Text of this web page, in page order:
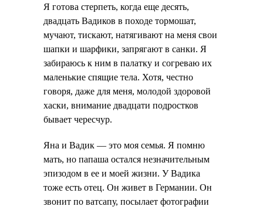
Я готова стерпеть, когда еще десять,
двадцать Вадиков в походе тормошат,
мучают, тискают, натягивают на меня свои
шапки и шарфики, запрягают в санки. Я
забираюсь к ним в палатку и согреваю их
маленькие спящие тела. Хотя, честно
говоря, даже для меня, молодой здоровой
хаски, внимание двадцати подростков
бывает чересчур.
Яна и Вадик — это моя семья. Я помню
мать, но папаша остался незначительным
эпизодом в ее и моей жизни. У Вадика
тоже есть отец. Он живет в Германии. Он
звонит по ватсапу, посылает фотографии